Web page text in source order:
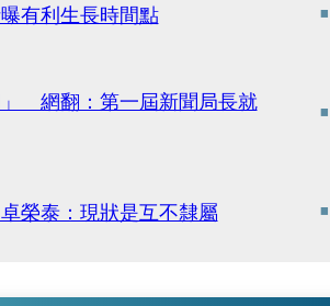
有利生長時間點
網翻：第一屆新聞局長就
榮泰：現狀是互不隸屬